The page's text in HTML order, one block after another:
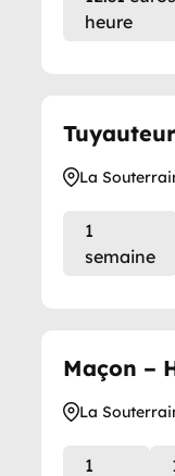
heure
La
1
semaine
Maçon –
La
1